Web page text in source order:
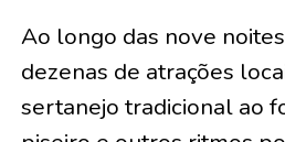
Ao longo das nove
dezenas de atrações
sertanejo tradicional ao